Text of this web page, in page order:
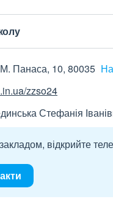
Панаса, 10, 80035
zzso24
Стефанія
відкрийте